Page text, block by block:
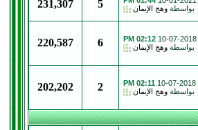
بواسطة وهج الإيمان 5
231,307
10-07-2018
02:12 PM
بواسطة وهج الإيمان 6
220,587
10-07-2018
02:11 PM
بواسطة وهج الإيمان 2
202,202